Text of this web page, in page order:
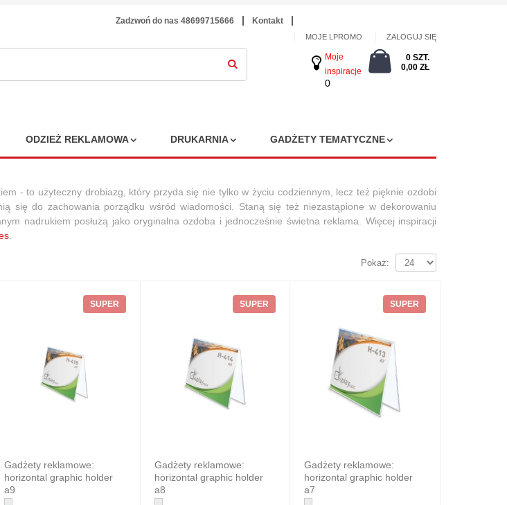
Zadzwoń do nas 48699715666 Kontakt
MOJE LPROMO ZALOGUJ SIĘ
Moje
inspiracje
0
0 SZT.
0,00 ZŁ
ODZIEŻ REKLAMOWA DRUKARNIA GADŻETY TEMATYCZNE
- to użyteczny drobiazg, który przyda się nie tylko w życiu codziennym, lecz też pięknie ozdobi
się do zachowania porządku wśród wiadomości. Staną się też niezastąpione w dekorowaniu
nadrukiem posłużą jako oryginalna ozdoba i jednocześnie świetna reklama. Więcej inspiracji
.
Pokaż:
SUPER
Gadżety reklamowe:
horizontal graphic holder
a9
SUPER
Gadżety reklamowe:
horizontal graphic holder
a8
SUPER
Gadżety reklamowe:
horizontal graphic holder
a7